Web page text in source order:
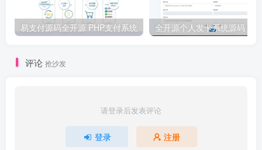
易支付源码全开源 PHP支付系统
评论 抢沙发
请登录后发表评论
登录 注册